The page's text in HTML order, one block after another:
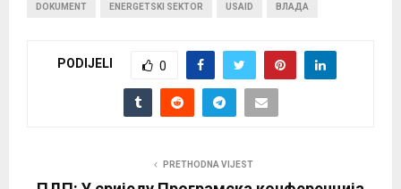
DOKUMENT ENERGETSKI SEKTOR USAID ВЛАДА
PODIJELI 0
PRETHODNA VIJEST